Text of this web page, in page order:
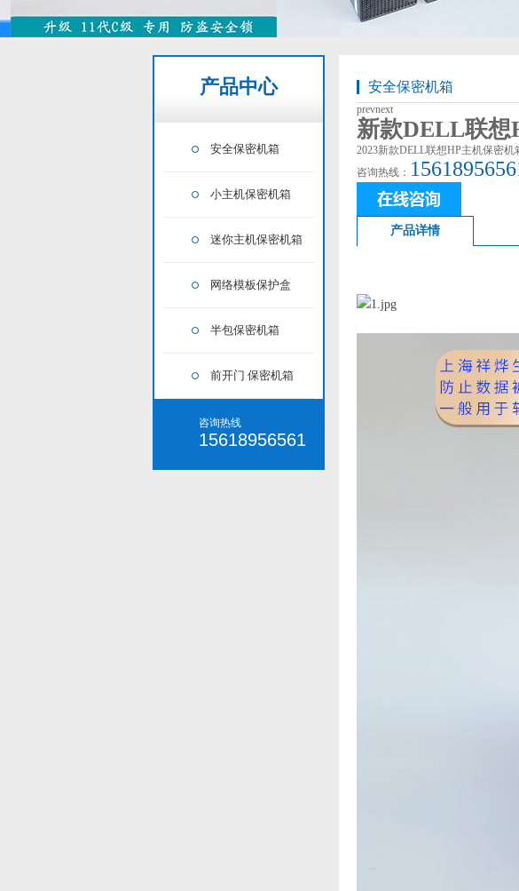
产品中心
安全保密机箱
小主机保密机箱
迷你主机保密机箱
网络模板保护盒
半包保密机箱
前开门 保密机箱
咨询热线
15618956561
安全保密机箱
prevnext
新款DELL联想
2023新款DELL联想HP主机保密
咨询热线：
产品详情